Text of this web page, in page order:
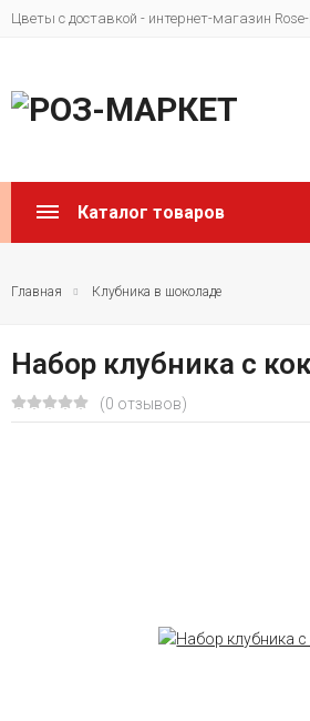
Цветы с доставкой - интернет-магазин
Каталог товаров
Главная Клубника в шоколаде
Набор клубника с
(0 отзывов)